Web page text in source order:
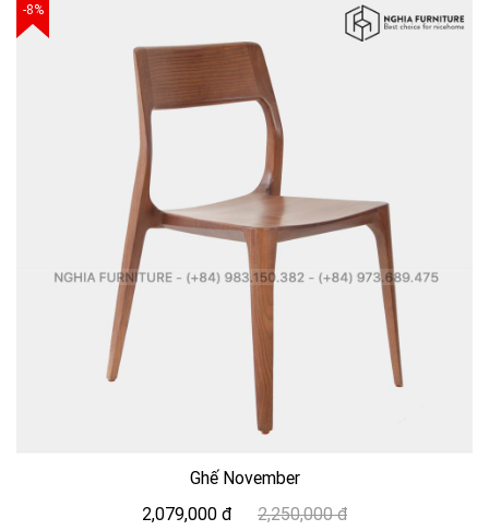
-8%
Ghế November
2,079,000 đ
2,250,000 đ